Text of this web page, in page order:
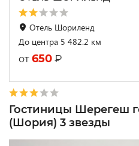
Отель Шориленд
До центра 5 482.2 км
от 650 ₽
Гостиницы Шерегеш
(Шория) 3 звезды